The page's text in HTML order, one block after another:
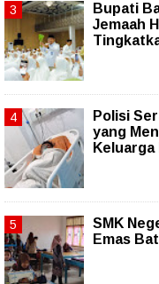
Bupati
Jemaah
Polisi
yang
Keluarga
SMK
Emas